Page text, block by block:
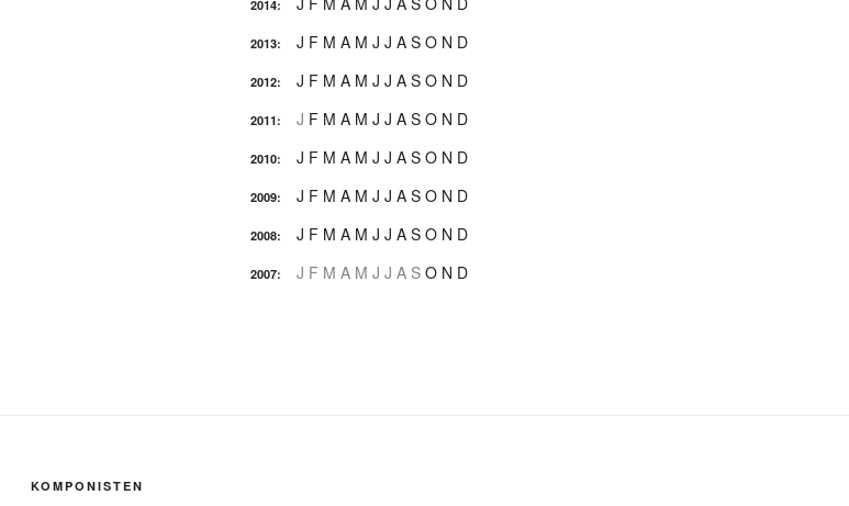
2014:
2013: J F M A M J J A S O N D
2012: J F M A M J J A S O N D
2011: J F M A M J J A S O N D
2010: J F M A M J J A S O N D
2009: J F M A M J J A S O N D
2008: J F M A M J J A S O N D
2007: J F M A M J J A S O N D
KOMPONISTEN